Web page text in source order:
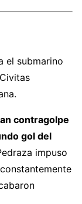
el submarino
contragolpe
gol del
impuso